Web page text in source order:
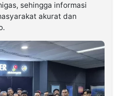
sehingga informasi
akurat dan